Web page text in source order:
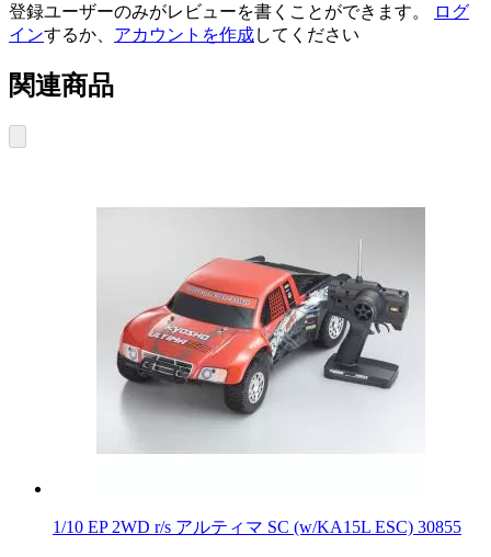
登録ユーザーのみがレビューを書くことができます。
ログ
インするか、 アカウントを作成してください
関連商品
1/10 EP 2WD r/s アルティマ SC (w/KA15L ESC) 30855